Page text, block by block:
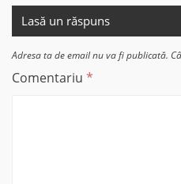
Lasă un răspuns
Adresa ta de email nu va fi publicată.
Comentariu *